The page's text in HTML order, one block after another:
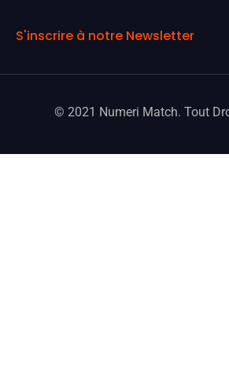
S'inscrire à notre Newsletter
© 2021 Numeri Match. Tout